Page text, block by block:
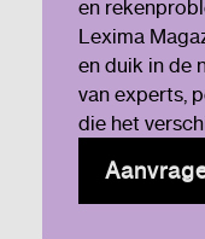
en
Lexima
en duik in de
van experts,
die het